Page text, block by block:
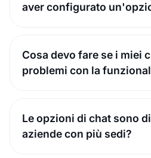
aver configurato
Cosa devo fare se i miei
problemi con la
Le opzioni di chat sono
aziende con più sedi?